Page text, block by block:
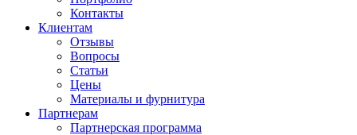
Контакты
Клиентам
Отзывы
Вопросы
Статьи
Цены
Материалы и фурнитура
Партнерам
Партнерская программа